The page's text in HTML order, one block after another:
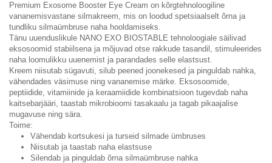
Premium Exosome Booster Eye Cream on kõrgtehnoloogiline
vananemisvastane silmakreem, mis on loodud spetsiaalselt õrna ja
tundliku silmaümbruse naha hooldamiseks.
Tänu uuenduslikule NANO EXO BIOSTABLE tehnoloogiale säilivad
eksosoomid stabiilsena ja mõjuvad otse rakkude tasandil, stimuleerides
naha loomulikku uuenemist ja parandades selle elastsust.
Kreem niisutab sügavuti, silub peened joonekesed ja pinguldab nahka,
vähendades väsimuse ning vananemise märke. Eksosoomide,
peptiidide, vitamiinide ja keraamiidide kombinatsioon tugevdab naha
kaitsebarjääri, taastab mikrobioomi tasakaalu ja tagab pikaajalise
mugavuse ning sära.
Toime:
Vähendab kortsukesi ja turseid silmade ümbruses
Niisutab ja taastab naha elastsuse
Silendab ja pinguldab õrna silmaümbruse nahka